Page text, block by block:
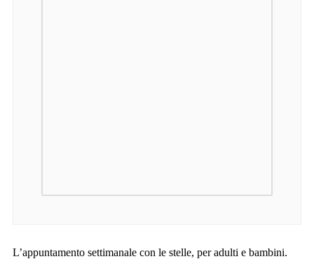
L’appuntamento settimanale con le stelle, per adulti e bambini.